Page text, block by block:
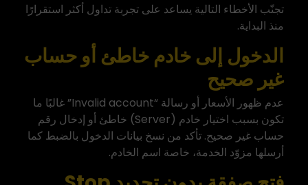
تجنّب الأخطاء التالية يساعد على تجربة تداول أكثر استقرارًا
منذ البداية.
الدخول إلى خادم خاطئ أو حساب
غير صحيح
عدم ظهور الأسعار أو رسالة “Invalid account” غالبًا ما
تكون بسبب اختيار خادم (Server) خاطئ أو إدخال رقم
حساب غير صحيح. تأكد من نسخ بيانات الدخول بالضبط كما
أرسلها مزوّد الخدمة، خاصة اسم الخادم.